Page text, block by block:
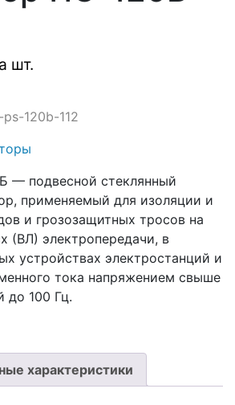
шт.
120b-112
— подвесной стеклянный
применяемый для изоляции и
и грозозащитных тросов на
(ВЛ) электропередачи, в
устройствах электростанций и
тока напряжением свыше
до 100 Гц.
характеристики